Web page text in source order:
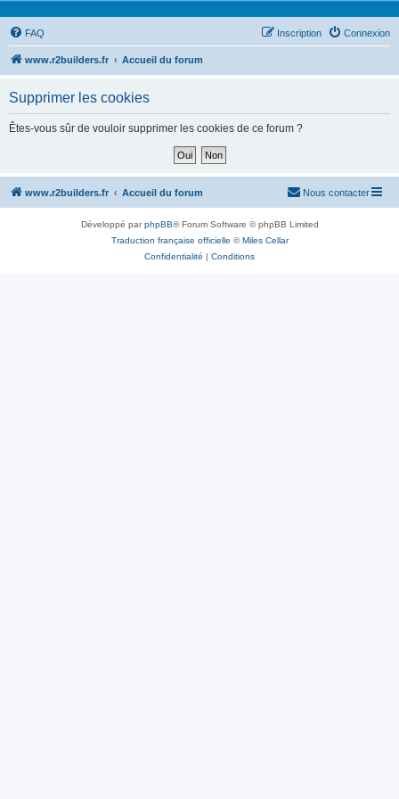
FAQ Connexion
Inscription
www.r2builders.fr Accueil du forum
Supprimer les cookies
Êtes-vous sûr de vouloir supprimer les cookies de ce forum ?
www.r2builders.fr Accueil du forum Nous contacter
Développé parphpBB® Forum Software © phpBB Limited
Traduction française officielle ©Miles Cellar
Confidentialité | Conditions